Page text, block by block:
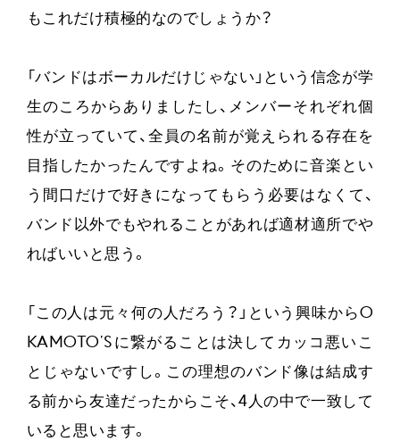
もこれだけ積極的なのでしょうか？
「バンドはボーカルだけじゃない」という信念が学
生のころからありましたし、メンバーそれぞれ個
性が立っていて、全員の名前が覚えられる存在を
目指したかったんですよね。そのために音楽とい
う間口だけで好きになってもらう必要はなくて、
バンド以外でもやれることがあれば適材適所でや
ればいいと思う。
「この人は元々何の人だろう？」という興味からO
KAMOTO’Sに繋がることは決してカッコ悪いこ
とじゃないですし。この理想のバンド像は結成す
る前から友達だったからこそ、4人の中で一致して
いると思います。